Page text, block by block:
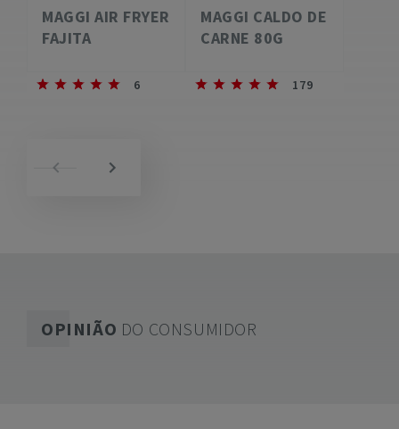
MAGGI AIR FRYER
FAJITA
6
MAGGI CALDO DE
CARNE 80G
179
OPINIÃO DO CONSUMIDOR